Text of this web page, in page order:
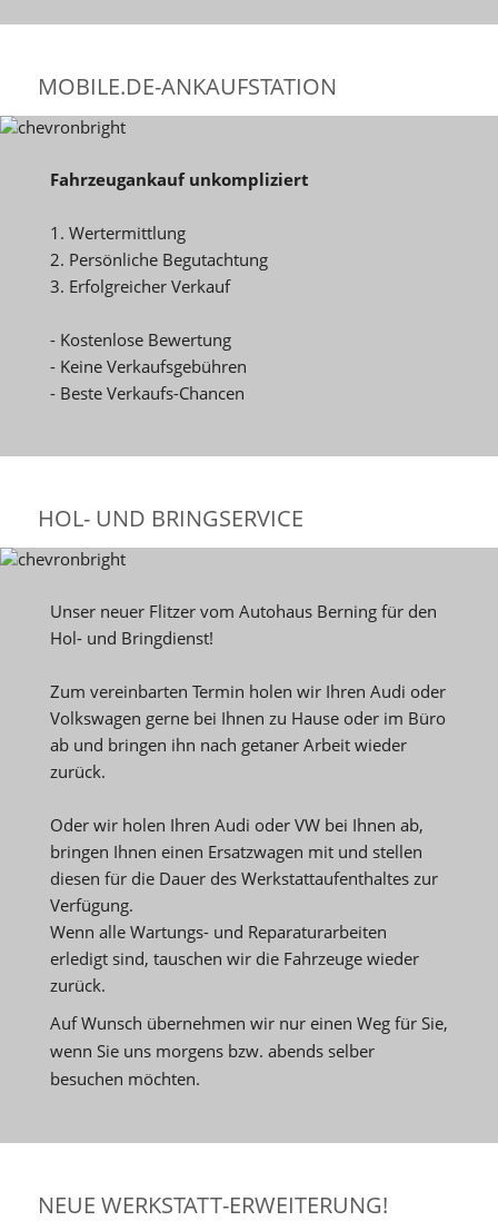
MOBILE.DE-ANKAUFSTATION
Fahrzeugankauf unkompliziert
1. Wertermittlung
2. Persönliche Begutachtung
3. Erfolgreicher Verkauf
- Kostenlose Bewertung
- Keine Verkaufsgebühren
- Beste Verkaufs-Chancen
HOL- UND BRINGSERVICE
Unser neuer Flitzer vom Autohaus Berning für den
Hol- und Bringdienst!
Zum vereinbarten Termin holen wir Ihren Audi oder
Volkswagen gerne bei Ihnen zu Hause oder im Büro
ab und bringen ihn nach getaner Arbeit wieder
zurück.
Oder wir holen Ihren Audi oder VW bei Ihnen ab,
bringen Ihnen einen Ersatzwagen mit und stellen
diesen für die Dauer des Werkstattaufenthaltes zur
Verfügung.
Wenn alle Wartungs- und Reparaturarbeiten
erledigt sind, tauschen wir die Fahrzeuge wieder
zurück.
Auf Wunsch übernehmen wir nur einen Weg für Sie,
wenn Sie uns morgens bzw. abends selber
besuchen möchten.
NEUE WERKSTATT-ERWEITERUNG!